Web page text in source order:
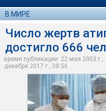
В МИРЕ
Число жертв
достигло 666
время публикации: 22 мая 2003
декабря 2017 г., 08:56